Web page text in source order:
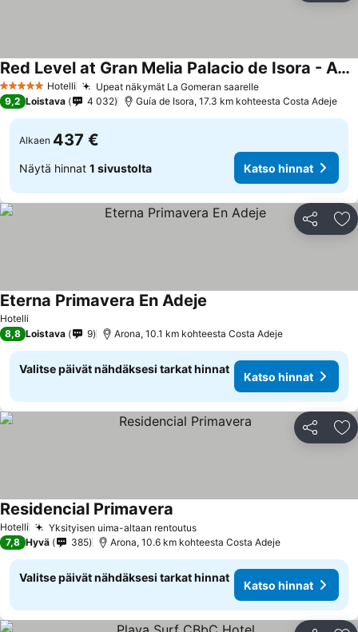
5 Tähtiluokitus
Hotelli Upeat näkymät La Gomeran saarelle
Red Level at Gran Melia Palacio de Isora - Adults Only
9,2 Loistava 4 032 Guía de Isora, 17.3 km kohteesta Costa Adeje
Alkaen 437 €
Näytä hinnat 1 sivustolta Katso hinnat
Jaa
Hotelli
Eterna Primavera En Adeje
8,8 Loistava 9 Arona, 10.1 km kohteesta Costa Adeje
Valitse päivät nähdäksesi tarkat hinnat
Katso hinnat
Jaa
Hotelli Yksityisen uima-altaan rentoutus
Residencial Primavera
7,8 Hyvä 385 Arona, 10.6 km kohteesta Costa Adeje
Valitse päivät nähdäksesi tarkat hinnat
Katso hinnat